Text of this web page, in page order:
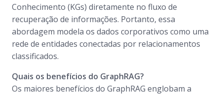
Conhecimento (KGs) diretamente no fluxo de
recuperação de informações. Portanto, essa
abordagem modela os dados corporativos como uma
rede de entidades conectadas por relacionamentos
classificados.
Quais os benefícios do GraphRAG?
Os maiores benefícios do GraphRAG englobam a